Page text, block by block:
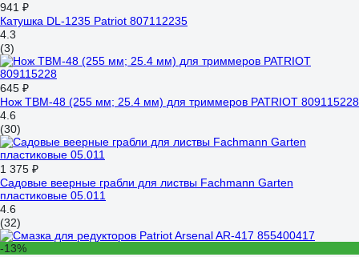
941 ₽
Катушка DL-1235 Patriot 807112235
4.3
(3)
645 ₽
Нож TBM-48 (255 мм; 25.4 мм) для триммеров PATRIOT 809115228
4.6
(30)
1 375 ₽
Садовые веерные грабли для листвы Fachmann Garten
пластиковые 05.011
4.6
(32)
-13%